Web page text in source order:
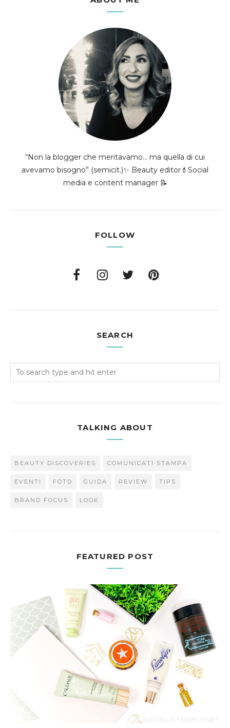
“Non la blogger che meritavamo... ma quella di cui
avevamo bisogno” (semicit.)✨ Beauty editor💄Social
media e content manager 📝
FOLLOW
SEARCH
TALKING ABOUT
BEAUTY DISCOVERIES COMUNICATI STAMPA
EVENTI FOTD GUIDA REVIEW TIPS
BRAND FOCUS LOOK
FEATURED POST